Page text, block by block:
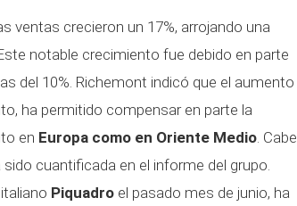
ventas crecieron un 17%, arrojando una
notable crecimiento fue debido en parte
del 10%. Richemont indicó que el aumento
ha permitido compensar en parte la
en Europa como en Oriente Medio. Cabe
cuantificada en el informe del grupo.
Piquadro el pasado mes de junio, ha